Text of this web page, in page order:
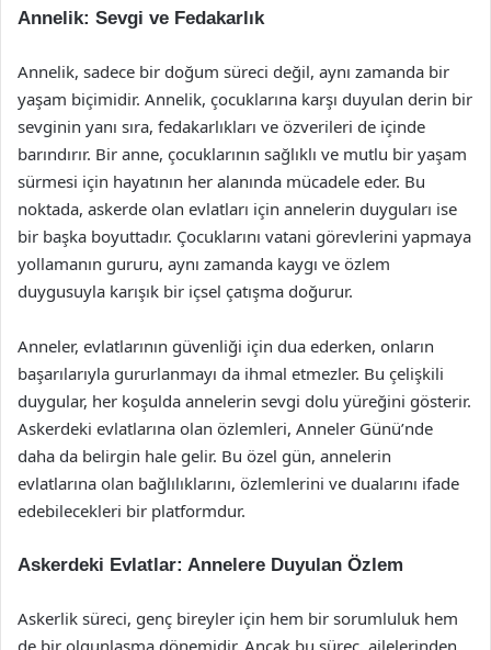
Annelik: Sevgi ve Fedakarlık
Annelik, sadece bir doğum süreci değil, aynı zamanda bir
yaşam biçimidir. Annelik, çocuklarına karşı duyulan derin bir
sevginin yanı sıra, fedakarlıkları ve özverileri de içinde
barındırır. Bir anne, çocuklarının sağlıklı ve mutlu bir yaşam
sürmesi için hayatının her alanında mücadele eder. Bu
noktada, askerde olan evlatları için annelerin duyguları ise
bir başka boyuttadır. Çocuklarını vatani görevlerini yapmaya
yollamanın gururu, aynı zamanda kaygı ve özlem
duygusuyla karışık bir içsel çatışma doğurur.
Anneler, evlatlarının güvenliği için dua ederken, onların
başarılarıyla gururlanmayı da ihmal etmezler. Bu çelişkili
duygular, her koşulda annelerin sevgi dolu yüreğini gösterir.
Askerdeki evlatlarına olan özlemleri, Anneler Günü’nde
daha da belirgin hale gelir. Bu özel gün, annelerin
evlatlarına olan bağlılıklarını, özlemlerini ve dualarını ifade
edebilecekleri bir platformdur.
Askerdeki Evlatlar: Annelere Duyulan Özlem
Askerlik süreci, genç bireyler için hem bir sorumluluk hem
de bir olgunlaşma dönemidir. Ancak bu süreç, ailelerinden